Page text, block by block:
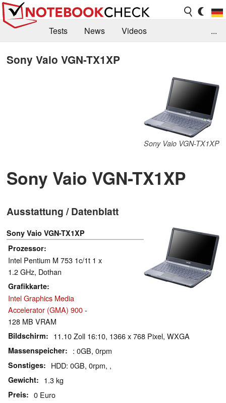
Tests News
Videos
...
Sony Vaio VGN-TX1XP
Sony Vaio VGN-TX1XP
Sony Vaio VGN-TX1XP
Ausstattung / Datenblatt
Sony Vaio VGN-TX1XP
Prozessor
Intel Pentium M 753 1c/1t 1 x
1.2 GHz, Dothan
Grafikkarte
Intel Graphics Media
Accelerator (GMA) 900-
128 MB VRAM
Bildschirm 11.10 Zoll 16:10, 1366 x 768 Pixel, WXGA
Massenspeicher : 0GB, 0rpm
Sonstiges HDD: 0GB, 0rpm, ,
Gewicht 1.3 kg
Preis 0 Euro